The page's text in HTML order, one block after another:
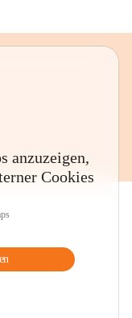
anzuzeigen,
Cookies